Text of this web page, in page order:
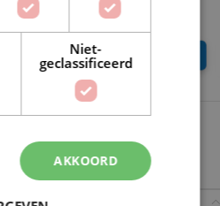
Niet-
geclassificeerd
AKKOORD